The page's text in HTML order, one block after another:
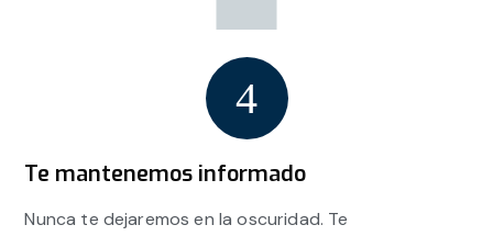
Te mantenemos informado
Nunca te dejaremos en la oscuridad. Te